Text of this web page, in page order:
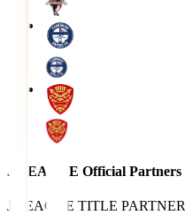
J.LEAGUE Official Partners
J.LEAGUE TITLE PARTNER